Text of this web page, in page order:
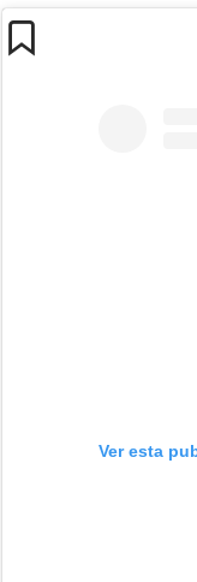
Ver esta